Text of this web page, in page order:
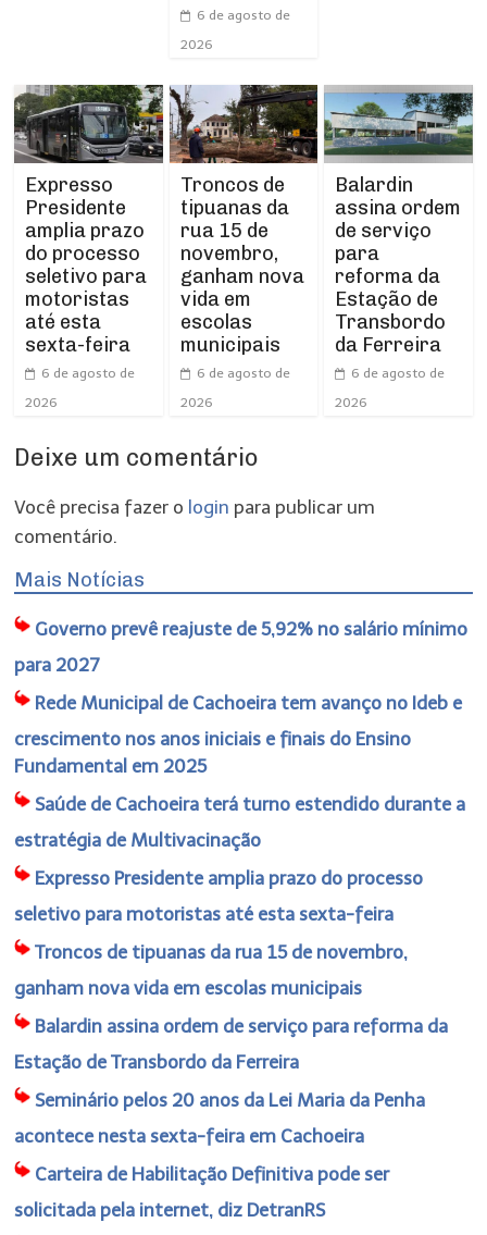
6 de agosto de
2026
Expresso
Presidente
amplia prazo
do processo
seletivo para
motoristas
até esta
sexta-feira
6 de agosto de
2026
Troncos de
tipuanas da
rua 15 de
novembro,
ganham nova
vida em
escolas
municipais
6 de agosto de
2026
Balardin
assina ordem
de serviço
para
reforma da
Estação de
Transbordo
da Ferreira
6 de agosto de
2026
Deixe um comentário
Você precisa fazer o login para publicar um
comentário.
Mais Notícias
Governo prevê reajuste de 5,92% no salário mínimo
para 2027
Rede Municipal de Cachoeira tem avanço no Ideb e
crescimento nos anos iniciais e finais do Ensino
Fundamental em 2025
Saúde de Cachoeira terá turno estendido durante a
estratégia de Multivacinação
Expresso Presidente amplia prazo do processo
seletivo para motoristas até esta sexta-feira
Troncos de tipuanas da rua 15 de novembro,
ganham nova vida em escolas municipais
Balardin assina ordem de serviço para reforma da
Estação de Transbordo da Ferreira
Seminário pelos 20 anos da Lei Maria da Penha
acontece nesta sexta-feira em Cachoeira
Carteira de Habilitação Definitiva pode ser
solicitada pela internet, diz DetranRS